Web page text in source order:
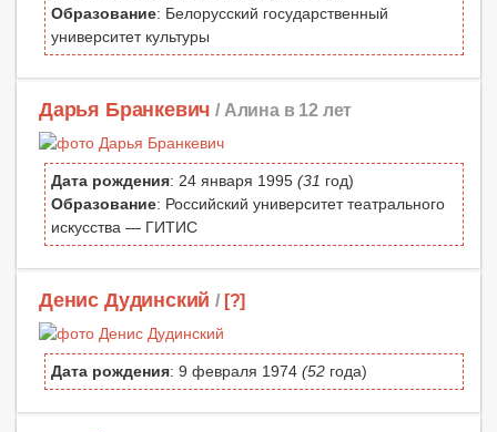
Образование: Белорусский государственный
университет культуры
Дарья Бранкевич / Алина в 12 лет
Дата рождения: 24 января 1995 (31 год)
Образование: Российский университет театрального
искусства — ГИТИС
Денис Дудинский / [?]
Дата рождения: 9 февраля 1974 (52 года)